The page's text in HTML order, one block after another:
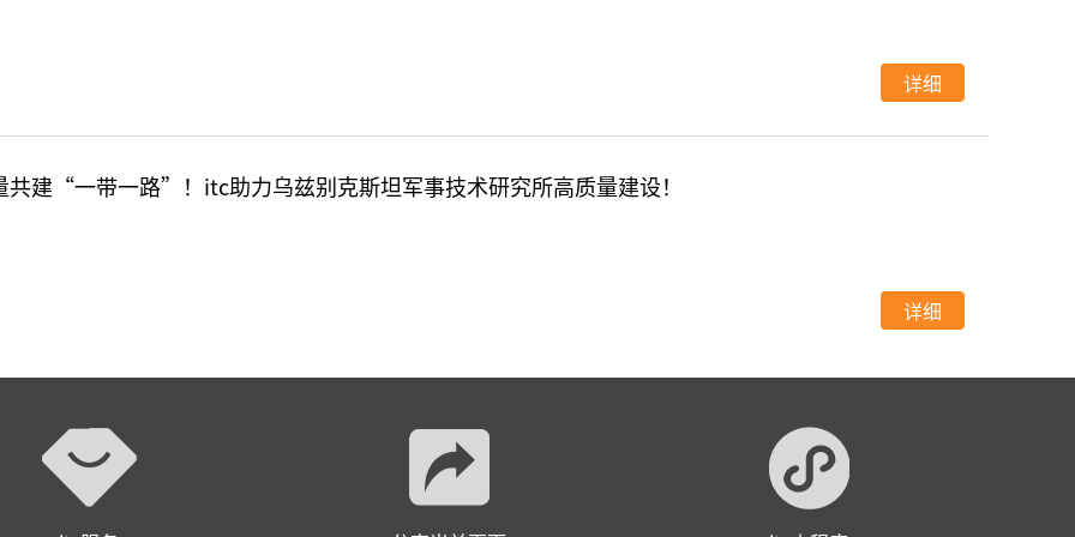
详细
共建“一带一路”！itc助力乌兹别克斯坦军事技术研究所高质量建设！
详细